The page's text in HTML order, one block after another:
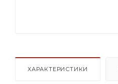
ХАРАКТЕРИСТИКИ